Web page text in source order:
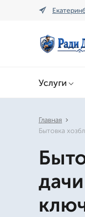
Услуги
Главная
Бытовка